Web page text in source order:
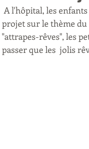
projet sur le thème du
"attrapes-rêves", les
passer que les  jolis